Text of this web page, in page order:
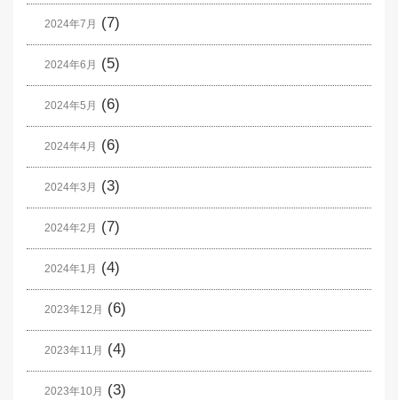
2024年7月 (7)
2024年6月 (5)
2024年5月 (6)
2024年4月 (6)
2024年3月 (3)
2024年2月 (7)
2024年1月 (4)
2023年12月 (6)
2023年11月 (4)
2023年10月 (3)